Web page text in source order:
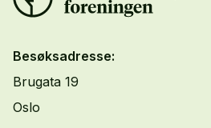
Besøksadresse:
Brugata 19
Oslo